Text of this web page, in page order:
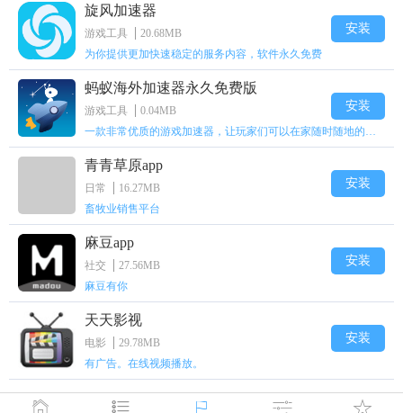
旋风加速器
游戏工具
20.68MB
为你提供更加快速稳定的服务内容，软件永久免费
安装
蚂蚁海外加速器永久免费版
游戏工具
0.04MB
安装
青青草原app
日常
16.27MB
畜牧业销售平台
安装
麻豆app
社交
27.56MB
麻豆有你
安装
天天影视
电影
29.78MB
有广告。在线视频播放。
安装